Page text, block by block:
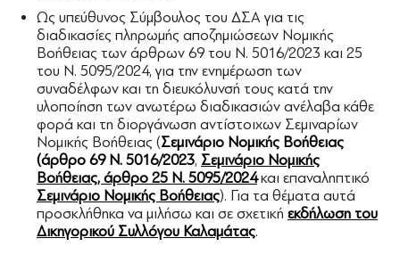
Ως υπεύθυνος Σύμβουλος του ΔΣΑ για τις
διαδικασίες πληρωμής αποζημιώσεων Νομικής
Βοήθειας των άρθρων 69 του Ν. 5016/2023 και 25
του Ν. 5095/2024, για την ενημέρωση των
συναδέλφων και τη διευκόλυνσή τους κατά την
υλοποίηση των ανωτέρω διαδικασιών ανέλαβα κάθε
φορά και τη διοργάνωση αντίστοιχων Σεμιναρίων
Νομικής Βοήθειας (Σεμινάριο Νομικής Βοήθειας
(άρθρο 69 Ν. 5016/2023, Σεμινάριο Νομικής
Βοήθειας, άρθρο 25 Ν. 5095/2024και επαναληπτικό
Σεμινάριο Νομικής Βοήθειας). Για τα θέματα αυτά
προσκλήθηκα να μιλήσω και σε σχετική εκδήλωση του
Δικηγορικού Συλλόγου Καλαμάτας.